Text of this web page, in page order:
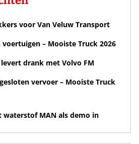
voor Van Veluw Transport
– Mooiste Truck 2026
drank met Volvo FM
vervoer – Mooiste Truck
waterstof MAN als demo in